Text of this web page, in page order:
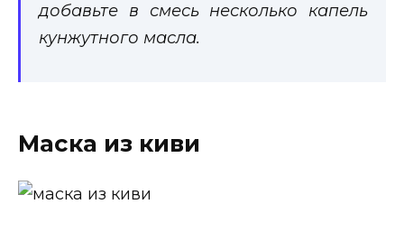
добавьте в смесь несколько капель
кунжутного масла.
Маска из киви